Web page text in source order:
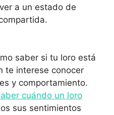
a un estado de
saber si tu loro está
te interese conocer
y comportamiento.
cuándo un loro
sus sentimientos